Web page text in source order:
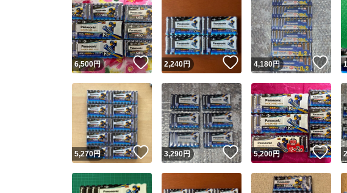
6,500円 いいね！
2,240円 いいね！
4,180円 い
5,270円 いいね！
3,290円 いいね！
5,200円 い